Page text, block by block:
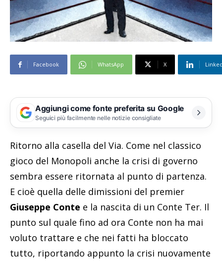
Facebook WhatsApp X
Aggiungi come fonte preferita su Google
Seguici più facilmente nelle notizie consigliate
Ritorno alla casella del Via. Come nel classico
gioco del Monopoli anche la crisi di governo
sembra essere ritornata al punto di partenza.
E cioè quella delle dimissioni del premier
Giuseppe Conte e la nascita di un Conte Ter. Il
punto sul quale fino ad ora Conte non ha mai
voluto trattare e che nei fatti ha bloccato
tutto, riportando appunto la crisi nuovamente